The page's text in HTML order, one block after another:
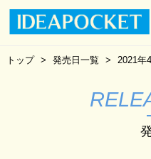
トップ 発売日一覧 2021年